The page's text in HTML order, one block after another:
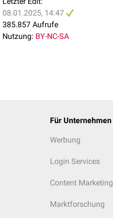
08.01.2025, 14:47
385.857 Aufrufe
Nutzung: BY-NC-SA
Für Unternehmen
Werbung
Login Services
Content Marketing
Marktforschung